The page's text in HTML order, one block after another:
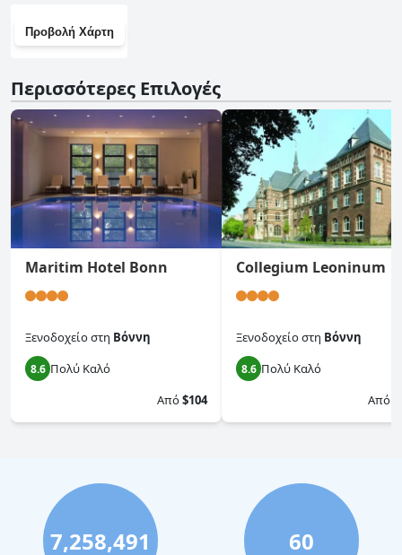
Προβολή Χάρτη
Περισσότερες Επιλογές
Maritim Hotel Bonn
Ξενοδοχείοστη Βόννη
8.6 Πολύ Καλό
Από$104
Collegium Leoninum
Ξενοδοχείοστη Βόννη
8.6 Πολύ Καλό
Από
7,258,491 60